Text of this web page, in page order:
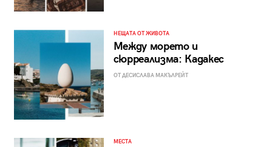
НЕЩАТА ОТ ЖИВОТА
Между морето и
сюрреализма: Кадакес
ОТ ДЕСИСЛАВА МАКЪЛРЕЙТ
МЕСТА